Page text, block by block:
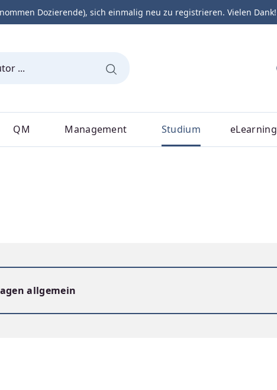
Dozierende), sich einmalig neu zu registrieren. Vielen Dank!
QM Management Studium eLearning
allgemein